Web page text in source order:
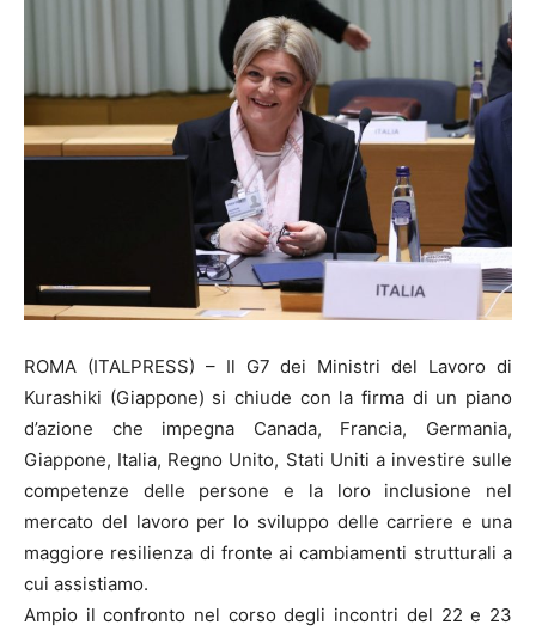
ROMA (ITALPRESS) – Il G7 dei Ministri del Lavoro di
Kurashiki (Giappone) si chiude con la firma di un piano
d’azione che impegna Canada, Francia, Germania,
Giappone, Italia, Regno Unito, Stati Uniti a investire sulle
competenze delle persone e la loro inclusione nel
mercato del lavoro per lo sviluppo delle carriere e una
maggiore resilienza di fronte ai cambiamenti strutturali a
cui assistiamo.
Ampio il confronto nel corso degli incontri del 22 e 23